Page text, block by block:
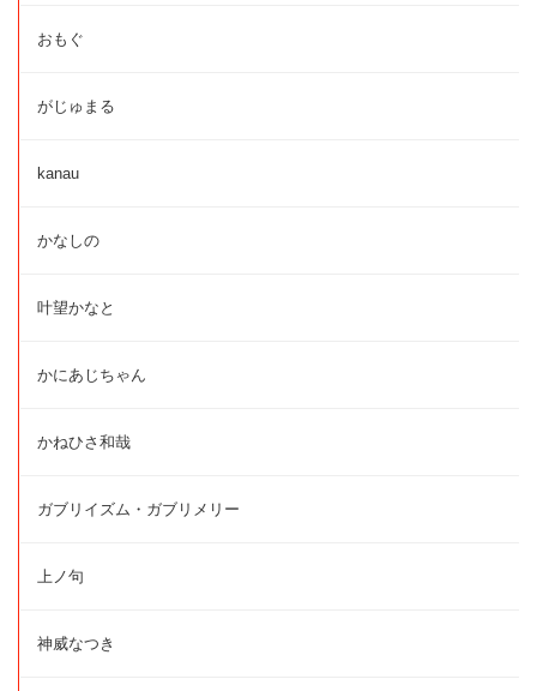
おもぐ
がじゅまる
kanau
かなしの
叶望かなと
かにあじちゃん
かねひさ和哉
ガブリイズム・ガブリメリー
上ノ句
神威なつき